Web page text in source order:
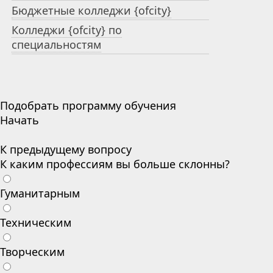
Бюджетные колледжи {ofcity}
Колледжи {ofcity} по
специальностям
Подобрать программу обучения
Начать
К предыдущему вопросу
К каким профессиям вы больше склонны?
Гуманитарным
Техническим
Творческим